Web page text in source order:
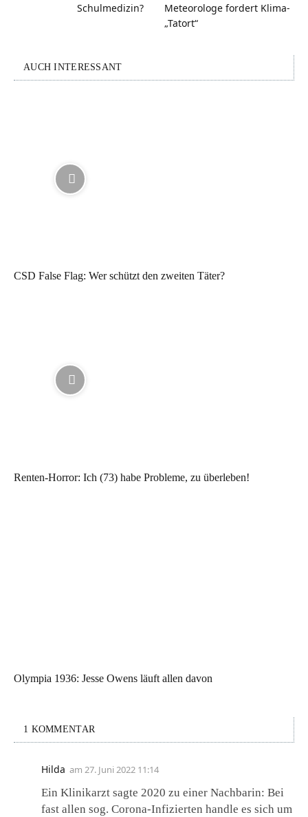
Schulmedizin?
Meteorologe fordert Klima-
„Tatort“
AUCH INTERESSANT
CSD False Flag: Wer schützt den zweiten Täter?
Renten-Horror: Ich (73) habe Probleme, zu überleben!
Olympia 1936: Jesse Owens läuft allen davon
1 KOMMENTAR
Hilda am 27. Juni 2022 11:14
Ein Klinikarzt sagte 2020 zu einer Nachbarin: Bei
fast allen sog. Corona-Infizierten handle es sich um